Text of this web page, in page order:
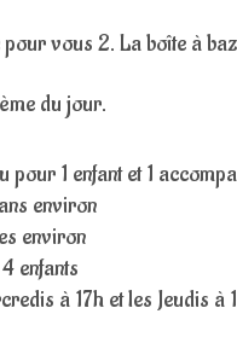
vous 2. La boîte à
du jour.
pour 1 enfant et 1
environ
environ
enfants
à 17h et les Jeudis à